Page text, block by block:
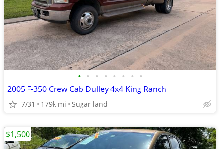
• • • • • • • •
2005 F-350 Crew Cab Dulley 4x4 King Ranch
7/31 179k mi Sugar land
$1,500